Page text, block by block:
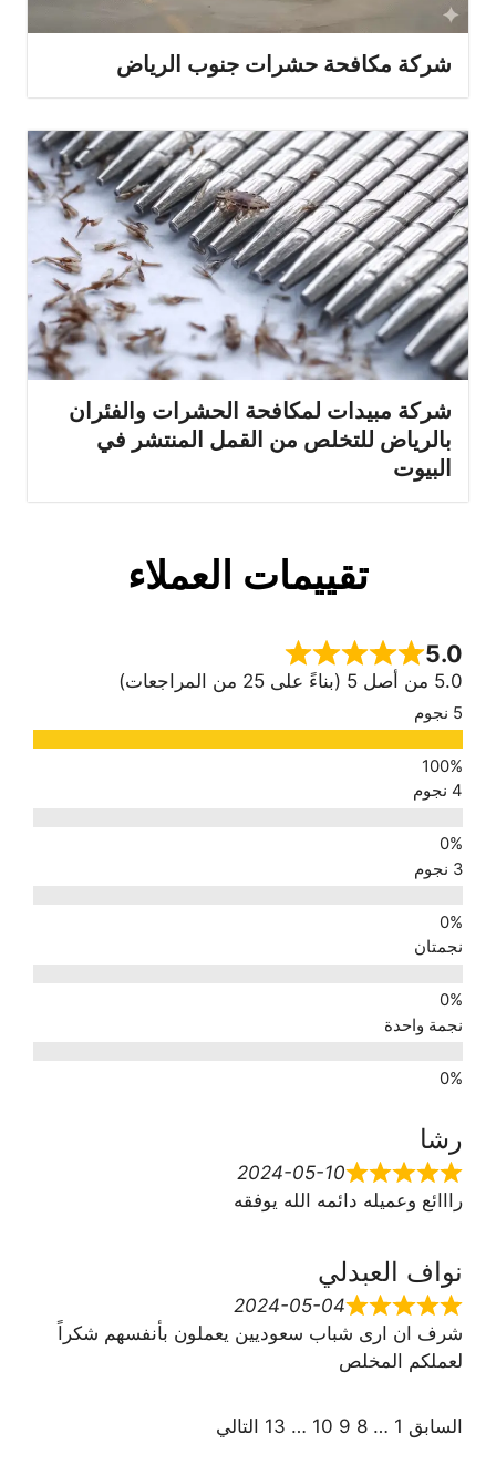
شركة مكافحة حشرات جنوب الرياض
شركة مبيدات لمكافحة الحشرات والفئران
بالرياض للتخلص من القمل المنتشر في
البيوت
تقييمات العملاء
5.0
5.0 من أصل 5 (بناءً على 25 من المراجعات)
5 نجوم
4 نجوم
3 نجوم
نجمتان
نجمة واحدة
رشا
2024-05-10
رااائع وعميله دائمه الله يوفقه
نواف العبدلي
2024-05-04
شرف ان ارى شباب سعوديين يعملون بأنفسهم شكراً
لعملكم المخلص
السابق 1
…
8
9
10
…
13 التالي